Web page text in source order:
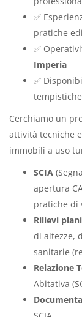
✅
pratiche
✅
Imperia
✅
Cerchiamo un
attività tecniche
immobili a uso
SCIA
apertura
pratiche di
Rilievi
di altezze,
sanitarie
Relazione
Abitativa